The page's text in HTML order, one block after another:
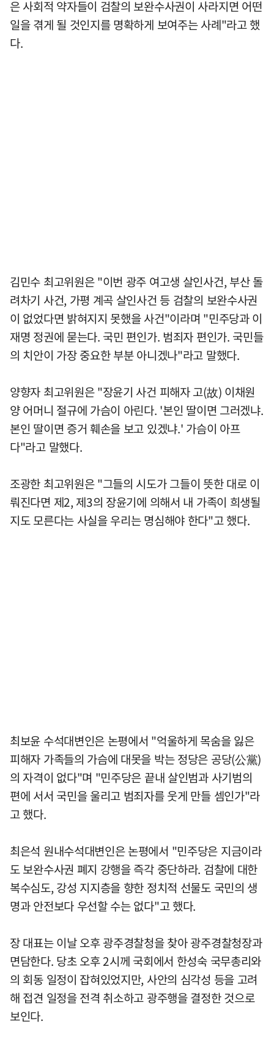
은 사회적 약자들이 검찰의 보완수사권이 사라지면 어떤
일을 겪게 될 것인지를 명확하게 보여주는 사례"라고 했
다.
김민수 최고위원은 "이번 광주 여고생 살인사건, 부산 돌
려차기 사건, 가평 계곡 살인사건 등 검찰의 보완수사권
이 없었다면 밝혀지지 못했을 사건"이라며 "민주당과 이
재명 정권에 묻는다. 국민 편인가. 범죄자 편인가. 국민들
의 치안이 가장 중요한 부분 아니겠나"라고 말했다.
양향자 최고위원은 "장윤기 사건 피해자 고(故) 이채원
양 어머니 절규에 가슴이 아린다. '본인 딸이면 그러겠냐.
본인 딸이면 증거 훼손을 보고 있겠냐.' 가슴이 아프
다"라고 말했다.
조광한 최고위원은 "그들의 시도가 그들이 뜻한 대로 이
뤄진다면 제2, 제3의 장윤기에 의해서 내 가족이 희생될
지도 모른다는 사실을 우리는 명심해야 한다"고 했다.
최보윤 수석대변인은 논평에서 "억울하게 목숨을 잃은
피해자 가족들의 가슴에 대못을 박는 정당은 공당(公黨)
의 자격이 없다"며 "민주당은 끝내 살인범과 사기범의
편에 서서 국민을 울리고 범죄자를 웃게 만들 셈인가"라
고 했다.
최은석 원내수석대변인은 논평에서 "민주당은 지금이라
도 보완수사권 폐지 강행을 즉각 중단하라. 검찰에 대한
복수심도, 강성 지지층을 향한 정치적 선물도 국민의 생
명과 안전보다 우선할 수는 없다"고 했다.
장 대표는 이날 오후 광주경찰청을 찾아 광주경찰청장과
면담한다. 당초 오후 2시께 국회에서 한성숙 국무총리와
의 회동 일정이 잡혀있었지만, 사안의 심각성 등을 고려
해 접견 일정을 전격 취소하고 광주행을 결정한 것으로
보인다.